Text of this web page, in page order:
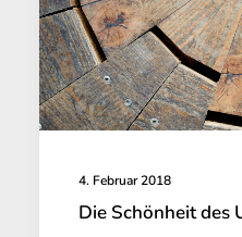
4. Februar 2018
Die Schönheit des